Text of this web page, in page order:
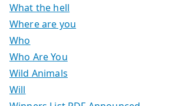
What the hell
Where are you
Who
Who Are You
Wild Animals
Will